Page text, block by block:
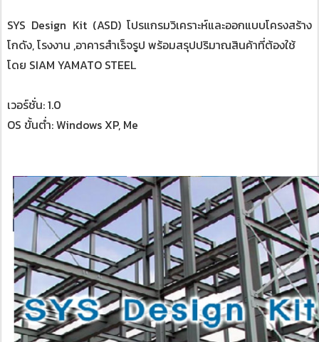
SYS Design Kit (ASD) โปรแกรมวิเคราะห์และออกแบบโครงสร้าง
โกดัง, โรงงาน ,อาคารสำเร็จรูป พร้อมสรุปปริมาณสินค้าที่ต้องใช้
โดย ​SIAM YAMATO STEEL
​เวอร์ชั่น: 1.0
OS ขั้นต่ำ: Windows XP, Me